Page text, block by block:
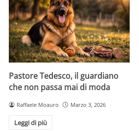
Pastore Tedesco, il guardiano
che non passa mai di moda
Raffaele Moauro Marzo 3, 2026
Leggi di più